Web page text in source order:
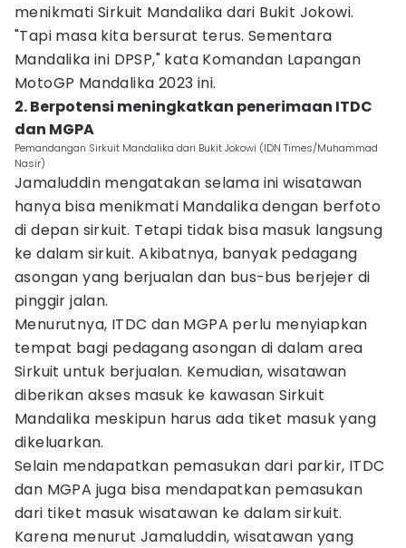
menikmati Sirkuit Mandalika dari Bukit Jokowi.
"Tapi masa kita bersurat terus. Sementara
Mandalika ini DPSP," kata Komandan Lapangan
MotoGP Mandalika 2023 ini.
2. Berpotensi meningkatkan penerimaan ITDC
dan MGPA
Pemandangan Sirkuit Mandalika dari Bukit Jokowi (IDN Times/Muhammad
Nasir)
Jamaluddin mengatakan selama ini wisatawan
hanya bisa menikmati Mandalika dengan berfoto
di depan sirkuit. Tetapi tidak bisa masuk langsung
ke dalam sirkuit. Akibatnya, banyak pedagang
asongan yang berjualan dan bus-bus berjejer di
pinggir jalan.
Menurutnya, ITDC dan MGPA perlu menyiapkan
tempat bagi pedagang asongan di dalam area
Sirkuit untuk berjualan. Kemudian, wisatawan
diberikan akses masuk ke kawasan Sirkuit
Mandalika meskipun harus ada tiket masuk yang
dikeluarkan.
Selain mendapatkan pemasukan dari parkir, ITDC
dan MGPA juga bisa mendapatkan pemasukan
dari tiket masuk wisatawan ke dalam sirkuit.
Karena menurut Jamaluddin, wisatawan yang